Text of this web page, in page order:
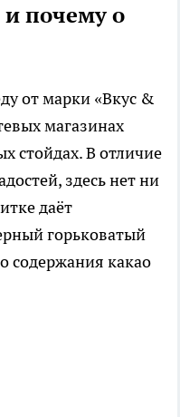
и почему о
от марки «Вкус &
магазинах
стойдах. В отличие
здесь нет ни
даёт
горьковатый
содержания какао